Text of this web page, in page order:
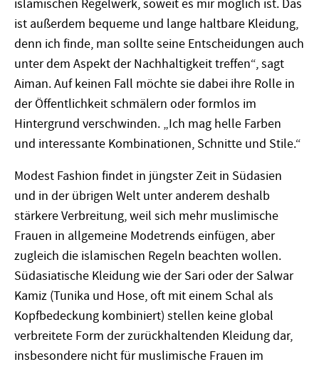
islamischen Regelwerk, soweit es mir möglich ist. Das
ist außerdem bequeme und lange haltbare Kleidung,
denn ich finde, man sollte seine Entscheidungen auch
unter dem Aspekt der Nachhaltigkeit treffen“, sagt
Aiman. Auf keinen Fall möchte sie dabei ihre Rolle in
der Öffentlichkeit schmälern oder formlos im
Hintergrund verschwinden. „Ich mag helle Farben
und interessante Kombinationen, Schnitte und Stile.“
Modest Fashion findet in jüngster Zeit in Südasien
und in der übrigen Welt unter anderem deshalb
stärkere Verbreitung, weil sich mehr muslimische
Frauen in allgemeine Modetrends einfügen, aber
zugleich die islamischen Regeln beachten wollen.
Südasiatische Kleidung wie der Sari oder der Salwar
Kamiz (Tunika und Hose, oft mit einem Schal als
Kopfbedeckung kombiniert) stellen keine global
verbreitete Form der zurückhaltenden Kleidung dar,
insbesondere nicht für muslimische Frauen im